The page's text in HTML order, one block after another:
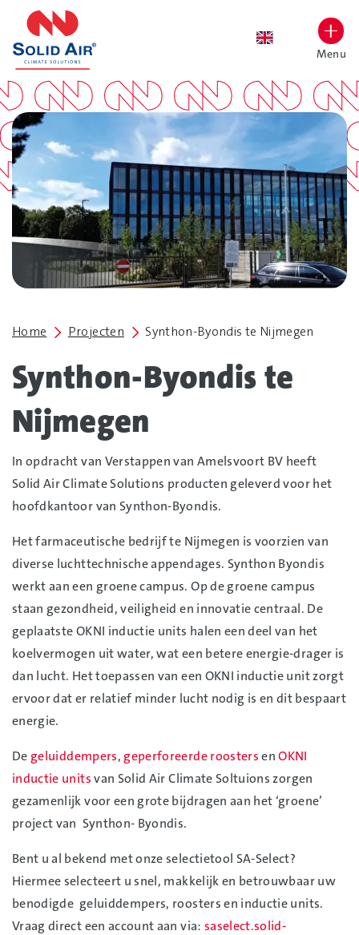
overslaan
Menu
Home Projecten Synthon-Byondis te Nijmegen
Synthon-Byondis te
Nijmegen
In opdracht van Verstappen van Amelsvoort BV heeft
Solid Air Climate Solutions producten geleverd voor het
hoofdkantoor van Synthon-Byondis.
Het farmaceutische bedrijf te Nijmegen is voorzien van
diverse luchttechnische appendages. Synthon Byondis
werkt aan een groene campus. Op de groene campus
staan gezondheid, veiligheid en innovatie centraal. De
geplaatste OKNI inductie units halen een deel van het
koelvermogen uit water, wat een betere energie-drager is
dan lucht. Het toepassen van een OKNI inductie unit zorgt
ervoor dat er relatief minder lucht nodig is en dit bespaart
energie.
De geluiddempers, geperforeerde roostersenOKNI
inductie unitsvan Solid Air Climate Soltuions zorgen
gezamenlijk voor een grote bijdragen aan het ‘groene’
project van Synthon- Byondis.
Bent u al bekend met onze selectietool SA-Select?
Hiermee selecteert u snel, makkelijk en betrouwbaar uw
benodigde geluiddempers, roosters en inductie units.
Vraag direct een account aan via: saselect.solid-